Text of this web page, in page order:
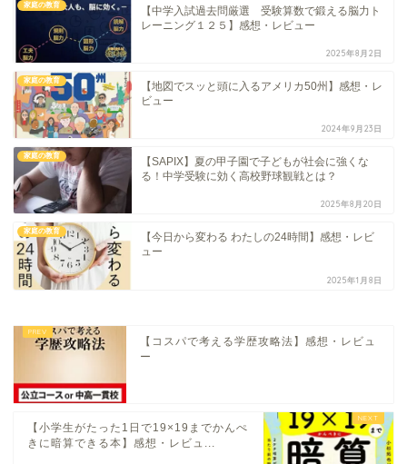
家庭の教育
【中学入試過去問厳選 受験算数で鍛える脳力ト
レーニング１２５】感想・レビュー
2025年8月2日
家庭の教育
【地図でスッと頭に入るアメリカ50州】感想・レ
ビュー
2024年9月23日
家庭の教育
【SAPIX】夏の甲子園で子どもが社会に強くな
る！中学受験に効く高校野球観戦とは？
2025年8月20日
家庭の教育
【今日から変わる わたしの24時間】感想・レビ
ュー
2025年1月8日
【コスパで考える学歴攻略法】感想・レビュ
ー
【小学生がたった1日で19×19までかんぺ
きに暗算できる本】感想・レビュ...